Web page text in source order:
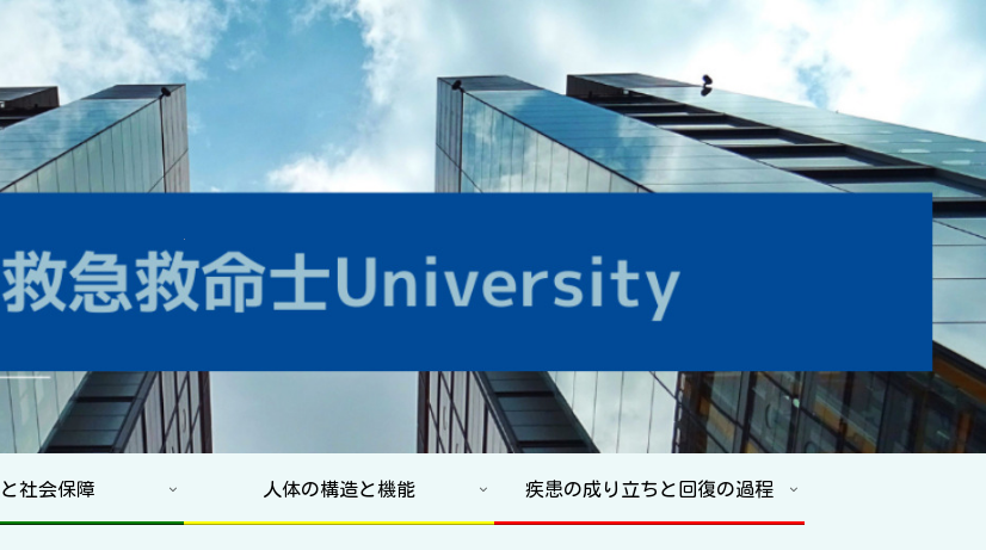
社会保障 人体の構造と機能 疾患の成り立ちと回復の過程